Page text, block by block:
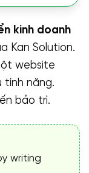
kinh doanh
Kan Solution.
website
tính năng.
bảo trì.
writing